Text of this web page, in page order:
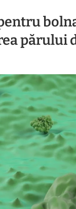
părului